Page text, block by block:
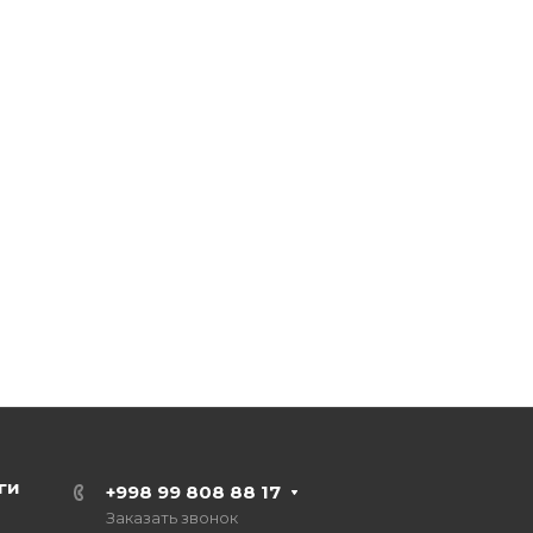
+998 99 808 88 17
Заказать звонок